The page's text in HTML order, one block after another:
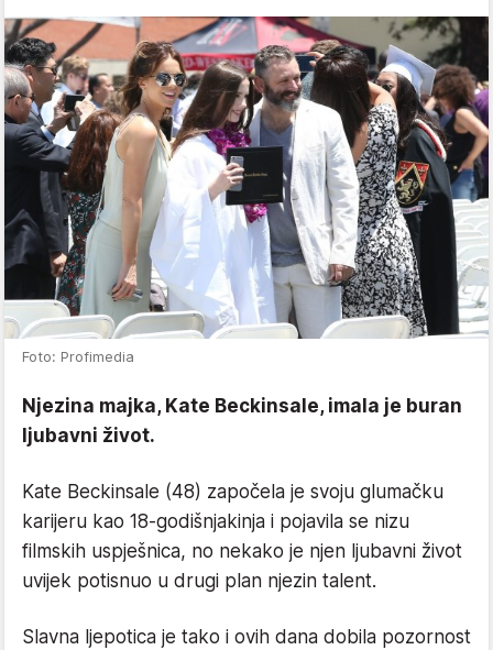
Foto: Profimedia
Njezina majka, Kate Beckinsale, imala je buran
ljubavni život.
Kate Beckinsale (48) započela je svoju glumačku
karijeru kao 18-godišnjakinja i pojavila se nizu
filmskih uspješnica, no nekako je njen ljubavni život
uvijek potisnuo u drugi plan njezin talent.
Slavna ljepotica je tako i ovih dana dobila pozornost